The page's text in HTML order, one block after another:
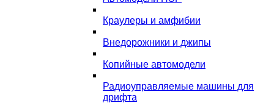
Краулеры и амфибии
Внедорожники и джипы
Копийные автомодели
Радиоуправляемые машины для
дрифта